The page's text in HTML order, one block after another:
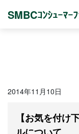
SMBCｺﾝｼｭｰﾏｰ
2014年11月10日
【お気を付け